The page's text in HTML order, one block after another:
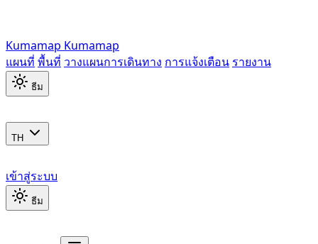
Kumamap Kumamap
แผนที่ พื้นที่ วางแผนการเดินทาง การแจ้งเตือน รายงาน
ธีม
TH
เข้าสู่ระบบ
ธีม